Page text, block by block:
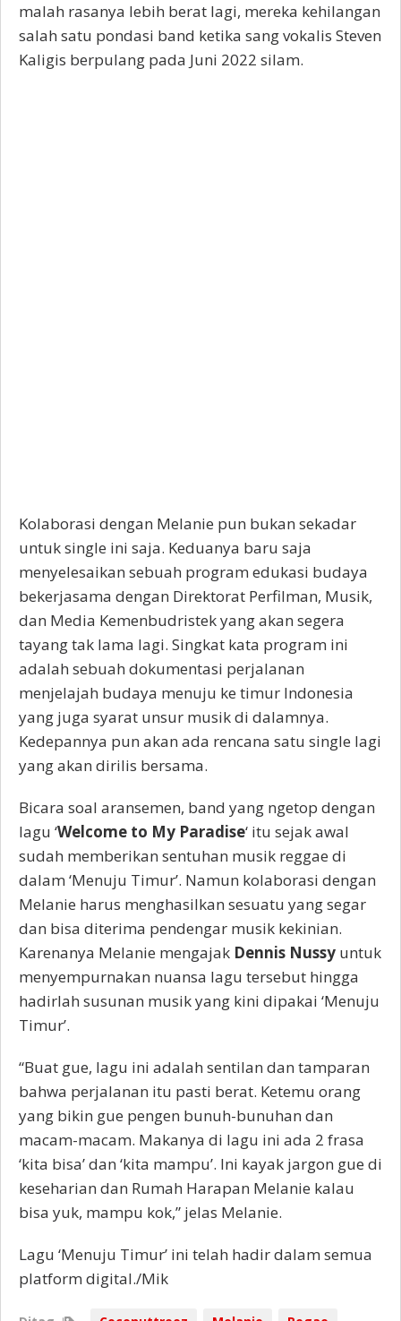
malah rasanya lebih berat lagi, mereka kehilangan
salah satu pondasi band ketika sang vokalis Steven
Kaligis berpulang pada Juni 2022 silam.
Kolaborasi dengan Melanie pun bukan sekadar
untuk single ini saja. Keduanya baru saja
menyelesaikan sebuah program edukasi budaya
bekerjasama dengan Direktorat Perfilman, Musik,
dan Media Kemenbudristek yang akan segera
tayang tak lama lagi. Singkat kata program ini
adalah sebuah dokumentasi perjalanan
menjelajah budaya menuju ke timur Indonesia
yang juga syarat unsur musik di dalamnya.
Kedepannya pun akan ada rencana satu single lagi
yang akan dirilis bersama.
Bicara soal aransemen, band yang ngetop dengan
lagu ‘Welcome to My Paradise‘ itu sejak awal
sudah memberikan sentuhan musik reggae di
dalam ‘Menuju Timur’. Namun kolaborasi dengan
Melanie harus menghasilkan sesuatu yang segar
dan bisa diterima pendengar musik kekinian.
Karenanya Melanie mengajak Dennis Nussy untuk
menyempurnakan nuansa lagu tersebut hingga
hadirlah susunan musik yang kini dipakai ‘Menuju
Timur’.
“Buat gue, lagu ini adalah sentilan dan tamparan
bahwa perjalanan itu pasti berat. Ketemu orang
yang bikin gue pengen bunuh-bunuhan dan
macam-macam. Makanya di lagu ini ada 2 frasa
‘kita bisa’ dan ‘kita mampu’. Ini kayak jargon gue di
keseharian dan Rumah Harapan Melanie kalau
bisa yuk, mampu kok,” jelas Melanie.
Lagu ‘Menuju Timur’ ini telah hadir dalam semua
platform digital./Mik